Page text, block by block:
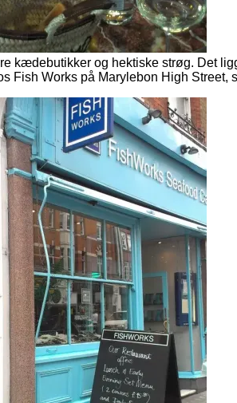
kædebutikker og hektiske strøg. Det
Fish Works på Marylebon High